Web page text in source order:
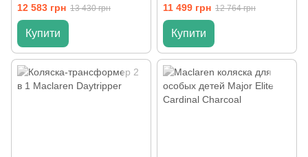
Dove/Silver
12 583 грн 13 430 грн
Купити
11 499 грн 12 764 грн
Купити